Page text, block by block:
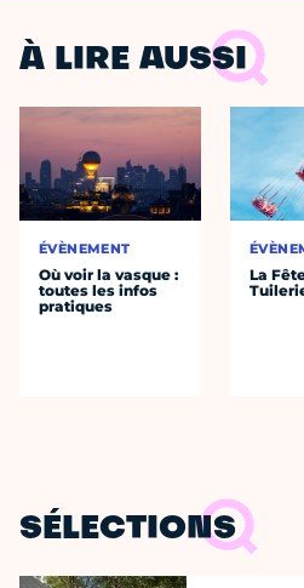
À LIRE AUSSI
ÉVÈNEMENT
Où voir la vasque :
toutes les infos
pratiques
La
SÉLECTIONS